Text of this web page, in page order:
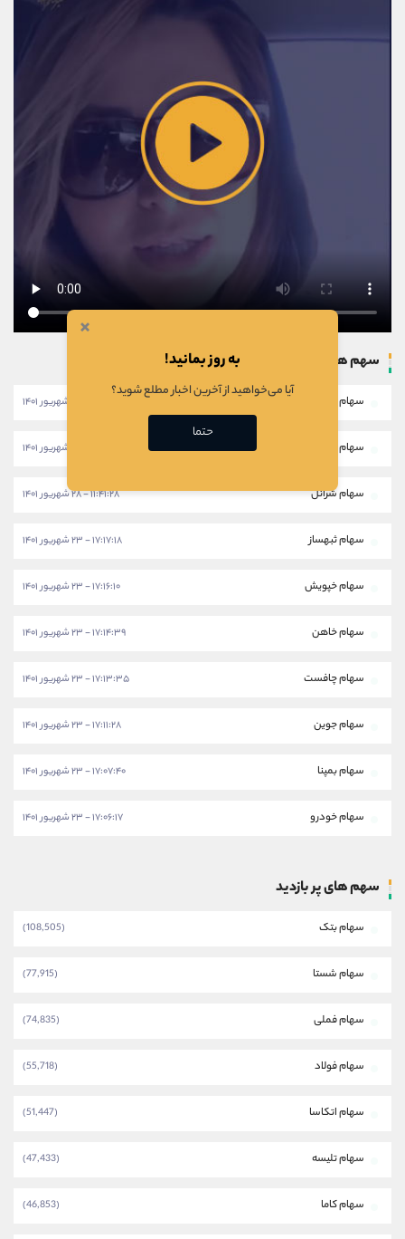
سهم های بروزرسانی شده
سهام خبهمن
سهام خکار
سهام شرانل ۱۱:۴۱:۲۸ - ۲۸ شهریور ۱۴۰۱
سهام ثبهساز ۱۷:۱۷:۱۸ - ۲۳ شهریور ۱۴۰۱
سهام خپویش ۱۷:۱۶:۱۰ - ۲۳ شهریور ۱۴۰۱
سهام خاهن ۱۷:۱۴:۳۹ - ۲۳ شهریور ۱۴۰۱
سهام چافست ۱۷:۱۳:۳۵ - ۲۳ شهریور ۱۴۰۱
سهام جوین ۱۷:۱۱:۲۸ - ۲۳ شهریور ۱۴۰۱
سهام بمپنا ۱۷:۰۷:۴۰ - ۲۳ شهریور ۱۴۰۱
سهام خودرو ۱۷:۰۶:۱۷ - ۲۳ شهریور ۱۴۰۱
سهم های پر بازدید
سهام بتک (108,505)
سهام شستا (77,915)
سهام فملی (74,835)
سهام فولاد (55,718)
سهام اتکاسا (51,447)
سهام تلیسه (47,433)
سهام کاما (46,853)
×
به روز بمانید!
آیا می‌خواهید از آخرین اخبار مطلع شوید؟
حتما